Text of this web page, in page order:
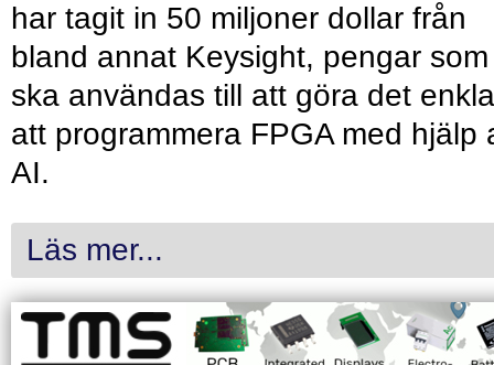
har tagit in 50 miljoner dollar från
bland annat Keysight, pengar som
ska användas till att göra det
att programmera FPGA med hjälp
AI.
Läs mer...